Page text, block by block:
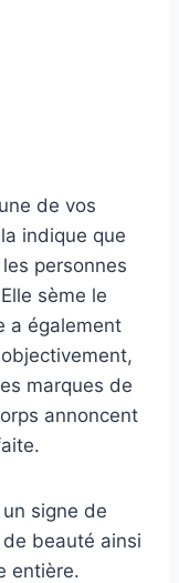
de vos
indique que
personnes
sème le
a également
marques de
annoncent
signe de
beauté ainsi
entière.